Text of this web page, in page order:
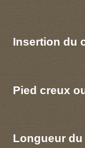
Insertion du
Pied creux
Longueur du